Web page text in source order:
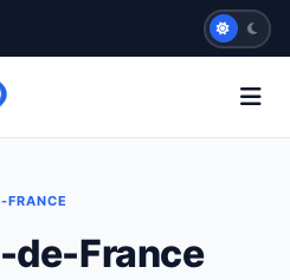
FRANCE
de-France